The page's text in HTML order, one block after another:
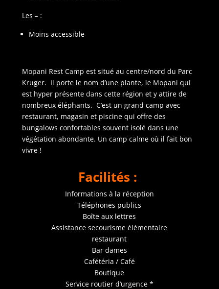
Les – :
Moins accessible
Mopani Rest Camp est situé au centre/nord du Parc
Kruger. Il porte le nom d’une plante, le Mopani qui
est hyper présente dans cette région et y attire de
nombreux éléphants. C’est un grand camp avec
restaurant, magasin et piscine qui offre des
bungalows confortables souvent isolé dans une
végétation abondante. Un camp calme où il fait bon
vivre !
Facilités :
Informations à la réception
Téléphones publics
Boîte aux lettres
Assistance secourisme élémentaire
restaurant
Bar dames
Cafétéria / Café
Boutique
Service routier d’urgence *